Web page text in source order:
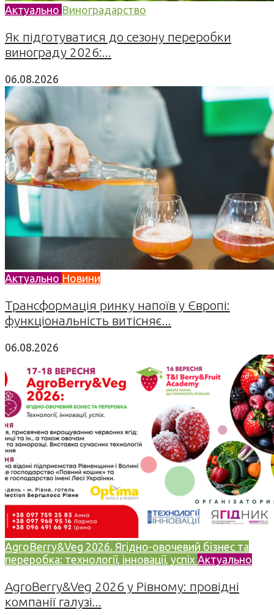
Актуально Виноградарство
Як підготуватися до сезону переробки
винограду 2026:...
06.08.2026
Актуально Новини
Трансформація ринку напоїв у Європі:
функціональність витісняє...
06.08.2026
AgroBerry&Veg 2026. Ягідно-овочевий бізнес та
переробка: технології, інновації, успіх Актуально
AgroBerry&Veg 2026 у Рівному: провідні
компанії галузі...